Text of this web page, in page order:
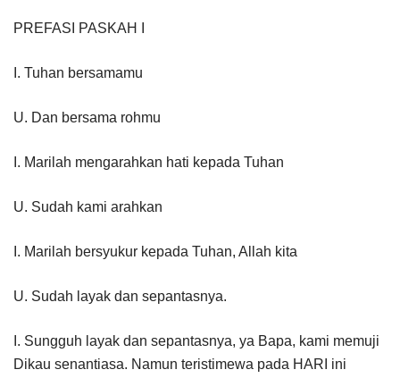
PREFASI PASKAH I
I. Tuhan bersamamu
U. Dan bersama rohmu
I. Marilah mengarahkan hati kepada Tuhan
U. Sudah kami arahkan
I. Marilah bersyukur kepada Tuhan, Allah kita
U. Sudah layak dan sepantasnya.
I. Sungguh layak dan sepantasnya, ya Bapa, kami memuji
Dikau senantiasa. Namun teristimewa pada HARI ini